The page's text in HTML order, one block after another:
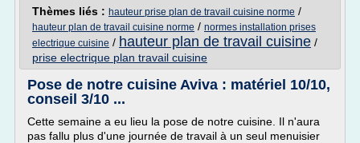
Thèmes liés : hauteur prise plan de travail cuisine norme /
hauteur plan de travail cuisine norme / normes installation prises
electrique cuisine / hauteur plan de travail cuisine /
prise electrique plan travail cuisine
Pose de notre cuisine Aviva : matériel 10/10,
conseil 3/10 ...
Cette semaine a eu lieu la pose de notre cuisine. Il n'aura
pas fallu plus d'une journée de travail à un seul menuisier